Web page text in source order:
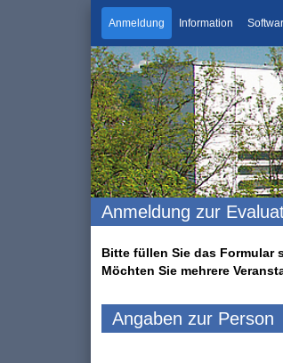
Anmeldung Information
Anmeldung zur
Bitte füllen Sie das Formular
Möchten Sie mehrere
Angaben zur Person